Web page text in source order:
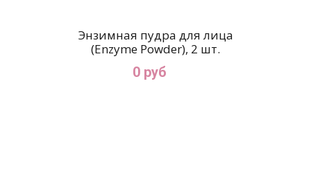
Энзимная пудра для лица
(Enzyme Powder), 2 шт.
0 руб